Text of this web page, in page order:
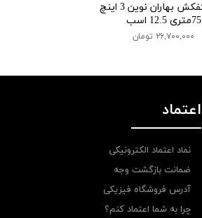
پمپ کفکش بهاران نوین 3 اینچ
75متری 12.5 اسب
۲۶,۷۰۰,۰۰۰ تومان
اعتماد
نماد اعتماد الکترونیکی
ضمانت بازگشت وجه
آدرس فروشگاه فیزیکی
چرا به شما اعتماد کنم؟